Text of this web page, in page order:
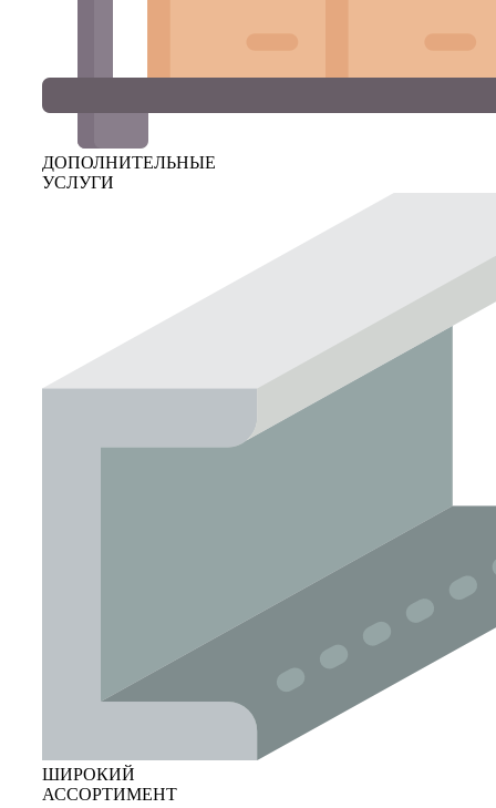
ДОПОЛНИТЕЛЬНЫЕ
УСЛУГИ
ШИРОКИЙ
АССОРТИМЕНТ